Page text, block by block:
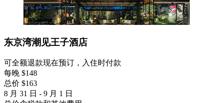
东京湾潮见王子酒店
可全额退款现在预订，入住时付款
每晚 $148
总价 $163
8 月 31 日 - 9 月 1 日